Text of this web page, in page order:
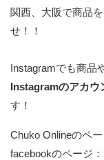
関西、大阪で商品
せ！！
Instagramでも商品
Instagramのアカウ
す！
Chuko Onlineのペー
facebookのページ：